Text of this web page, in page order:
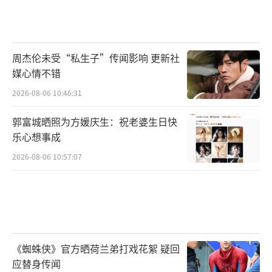
周杰伦未受“私生子”传闻影响 更新社
媒心情不错
2026-08-06 10:46:31
郭富城晒照为方媛庆生：祝老婆生日快
乐心想事成
2026-08-06 10:57:07
《蜘蛛侠》官方晒荷兰弟打戏花絮 疑回
应替身传闻